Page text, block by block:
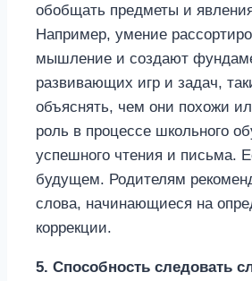
обобщать предметы и
Например, умение
мышление и создают
развивающих игр и задач,
объяснять, чем они похожи
роль в процессе школьного
успешного чтения и письма.
будущем. Родителям
слова, начинающиеся на
коррекции.
5. Способность следовать